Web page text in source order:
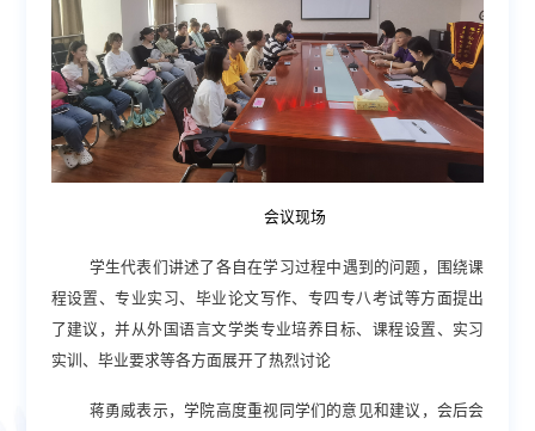
会议现场
学生代表们讲述了各自在学习过程中遇到的问题 ， 围绕课
程设置、专业实习、毕业论文写作、专四专八考试等方面提出
了建议，并从外国语言文学类专业培养目标、 课程设置 、 实习
实训 、 毕业要求等各方面展开了热烈讨论
蒋勇威表示 ，学院高度重视同学们的意见和建议，会后会